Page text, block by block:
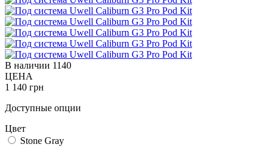
В наличии 1140
ЦЕНА
1 140 грн
Доступные опции
Цвет
Stone Gray